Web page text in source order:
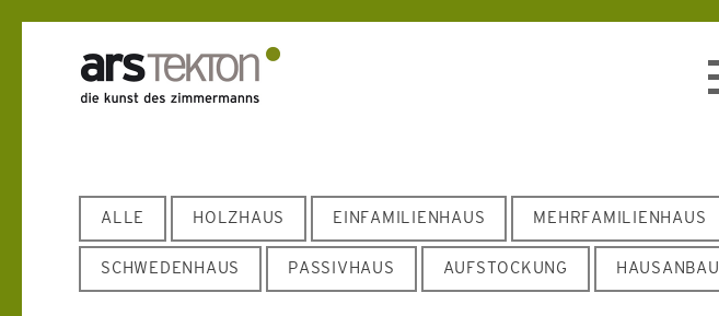
ALLE HOLZHAUS EINFAMILIENHAUS MEHRFAMILIENHAUS
SCHWEDENHAUS PASSIVHAUS AUFSTOCKUNG HAUSANBAU